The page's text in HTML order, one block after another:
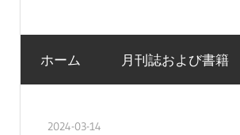
ス
ッ
ホーム 月刊誌および書籍
2024-03-14